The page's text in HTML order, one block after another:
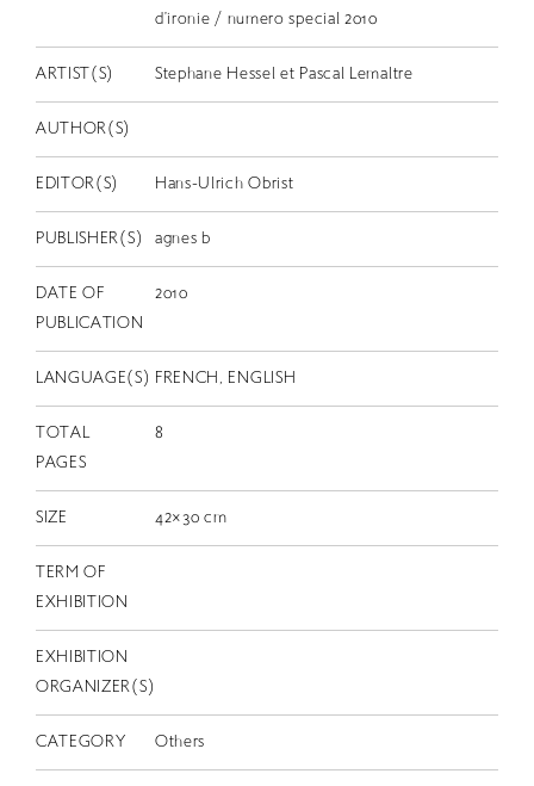
d’ironie / numero special 2010
ARTIST(S) Stephane Hessel et Pascal Lemaltre
AUTHOR(S)
EDITOR(S) Hans-Ulrich Obrist
PUBLISHER(S) agnes b
DATE OF
PUBLICATION
2010
LANGUAGE(S) FRENCH, ENGLISH
TOTAL
PAGES
8
SIZE 42×30 cm
TERM OF
EXHIBITION
EXHIBITION
ORGANIZER(S)
CATEGORY Others